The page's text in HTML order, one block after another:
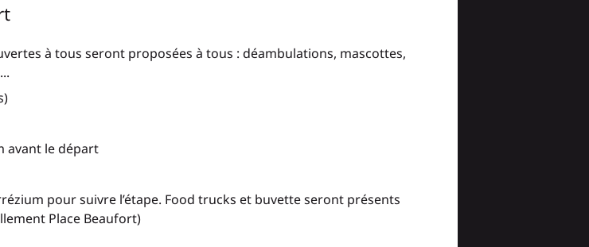
à tous seront proposées à tous : déambulations, mascottes,
avant le départ
pour suivre l’étape. Food trucks et buvette seront présents
Place Beaufort)